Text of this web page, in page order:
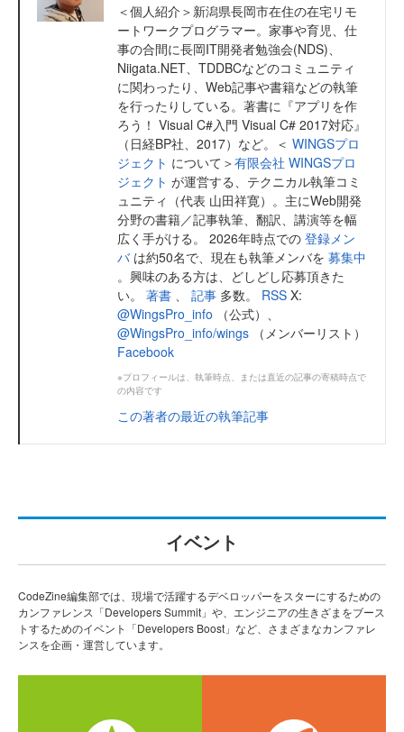
＜個人紹介＞新潟県長岡市在住の在宅リモ
ートワークプログラマー。家事や育児、仕
事の合間に長岡IT開発者勉強会(NDS)、
Niigata.NET、TDDBCなどのコミュニティ
に関わったり、Web記事や書籍などの執筆
を行ったりしている。著書に『アプリを作
ろう！ Visual C#入門 Visual C# 2017対応』
（日経BP社、2017）など。＜ WINGSプロ
ジェクト について＞有限会社 WINGSプロ
ジェクト が運営する、テクニカル執筆コミ
ュニティ（代表 山田祥寛）。主にWeb開発
分野の書籍／記事執筆、翻訳、講演等を幅
広く手がける。 2026年時点での 登録メン
バ は約50名で、現在も執筆メンバを 募集中
。興味のある方は、どしどし応募頂きた
い。 著書 記事 多数。 RSS X:
@WingsPro_info
（公式）、
@WingsPro_info/wings
（メンバーリスト）
Facebook
※プロフィールは、執筆時点、または直近の記事の寄稿時点で
の内容です
この著者の最近の執筆記事
イベント
CodeZine編集部では、現場で活躍するデベロッパーをスターにするための
カンファレンス「Developers Summit」や、エンジニアの生きざまをブース
トするためのイベント「Developers Boost」など、さまざまなカンファレ
ンスを企画・運営しています。